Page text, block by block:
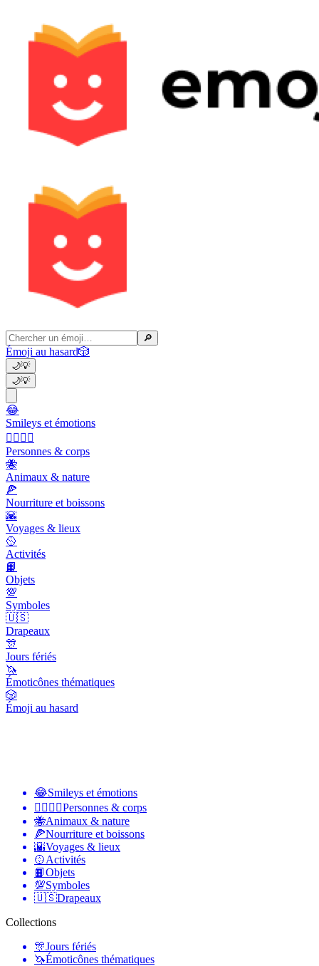
🔎
Émoji au hasard🎲
🌙💡
🌙💡
😂
Smileys et émotions
👩‍❤️‍💋‍👨
Personnes & corps
🐝
Animaux & nature
🍕
Nourriture et boissons
🌇
Voyages & lieux
🥎
Activités
📙
Objets
💯
Symboles
🇺🇸
Drapeaux
🎊
Jours fériés
🦄
Émoticônes thématiques
🎲
Émoji au hasard
😂Smileys et émotions
👩‍❤️‍💋‍👨Personnes & corps
🐝Animaux & nature
🍕Nourriture et boissons
🌇Voyages & lieux
🥎Activités
📙Objets
💯Symboles
🇺🇸Drapeaux
Collections
🎊Jours fériés
🦄Émoticônes thématiques